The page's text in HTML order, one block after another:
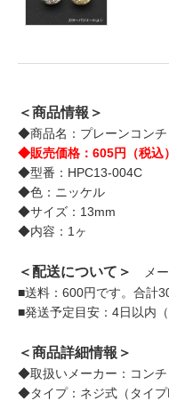
＜商品情報＞
◆商品名：プレーンコンチ
◆販売価格：605円（税込）
◆型番：HPC13-004C
◆色：ニッケル
◆サイズ：13mm
◆内容：1ヶ
＜配送について＞
メー
■送料：600円です。合計
■発送予定目安：4日以内（
＜商品詳細情報＞
◆取扱いメーカー：コンチ
◆タイプ：ネジ式（タイプ